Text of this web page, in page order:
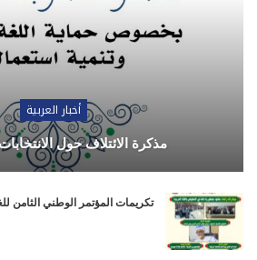
أخبار العربية
مذكرة الائتلاف حول
تكريمات المؤتمر الوطني الثامن